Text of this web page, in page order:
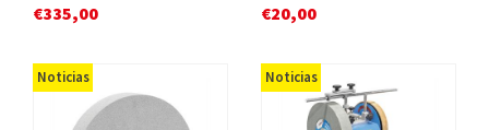
€335,00
€20,00
Noticias Noticias